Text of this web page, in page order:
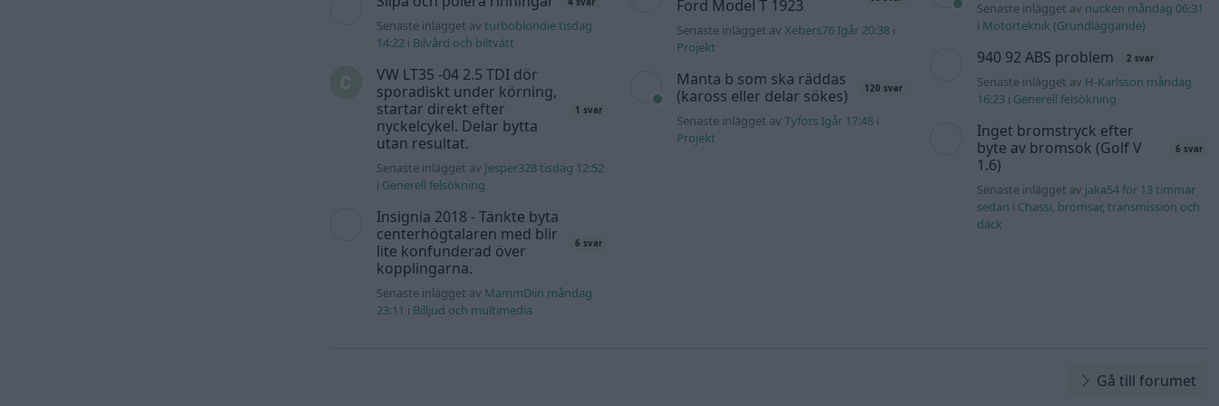
Senaste inlägget avturboblondie tisdag
14:22 i Bilvård och biltvätt
VW LT35 -04 2.5 TDI dör
sporadiskt under körning,
startar direkt efter
nyckelcykel. Delar bytta
utan resultat.
1 svar
Senaste inlägget av Jesper328 tisdag 12:52
i Generell felsökning
Insignia 2018 - Tänkte byta
centerhögtalaren med blir
lite konfunderad över
kopplingarna.
6 svar
Senaste inlägget av MammDiin måndag
23:11 i Billjud och multimedia
Ford Model T 1923
Senaste inlägget av Xebers76 Igår 20:38i
Projekt
Manta b som ska räddas
(kaross eller delar sökes)
120 svar
Senaste inlägget av Tyfors Igår 17:48i
Projekt
Senaste inlägget av nucken måndag 06:31
i Motorteknik (Grundläggande)
940 92 ABS problem 2 svar
Senaste inlägget av H-Karlsson måndag
16:23i Generell felsökning
Inget bromstryck efter
byte av bromsok (Golf V
1.6)
6 svar
Senaste inlägget av jaka54 för 13 timmar
sedan i Chassi, bromsar, transmission och
däck
Gå till forumet